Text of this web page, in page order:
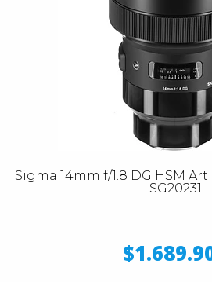
Sigma 14mm f/1.8 DG HSM
SG20231